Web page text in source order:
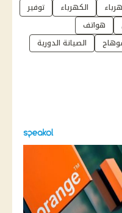
الكهرباء
توفير
هواتف
الصيانة الدورية